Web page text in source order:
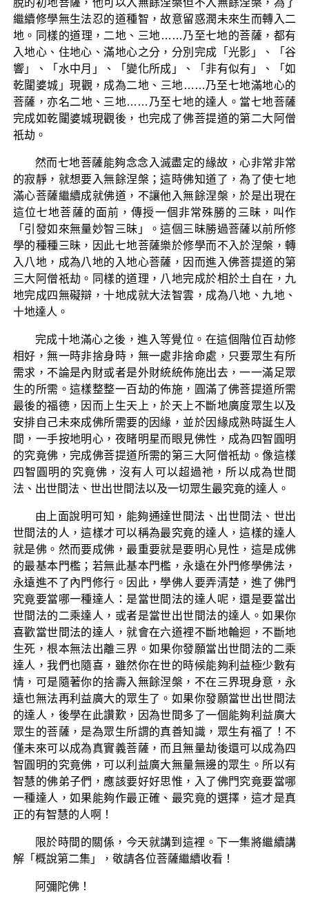
繼續修學無生法忍的道種智，故意留惑潤未來生而轉入二
地。同樣的道理，二地、三地……乃至七地的菩薩，都有
入地心、住地心、滿地心之分，分別完成「光影」、「谷
響」、「水中月」、「變化所成」、「非有似有」、「如
乾闥婆城」現觀，成為二地、三地……乃至七地滿地心的
菩薩，亦名二地、三地……乃至七地的達人。當七地菩薩
完成如乾闥婆城現觀後，也完成了佛菩提道的第二大阿僧
祇劫。
然而七地菩薩能夠念念入滅盡定的緣故，心非常非常
的寂靜，就想要入無餘涅槃；這時佛知道了，為了使七地
滿心菩薩繼續成就佛道，不讓他入無餘涅槃，於是出現在
這位七地菩薩的面前，傳授一個非常殊勝的三昧，叫作
「引發如來無量妙智三昧」。這個三昧勝過菩薩以前所修
學的種種三昧，因此七地菩薩樂於修學而不入於涅槃，轉
入八地，成為八地的入地心菩薩，因而進入佛菩提道的第
三大阿僧祇劫。同樣的道理，八地完成於相於土自在，九
地完成四無礙辯，十地成就大法智雲，成為八地、九地、
十地達人。
完成十地滿心之後，進入等覺位。在這個階位百劫修
相好，無一時非捨身時，無一處非捨命處，只要眾生有所
需求，不論是內財或者是外財統統佈施出去，一一滿足眾
生的所需。這樣整整一百劫的佈施，圓滿了佛菩提道所需
最後的福德，因而上生天上，於天上不斷地廣度眾生以及
安排自己未來成佛所需要的因緣，並於因緣成熟時誕生人
間，一手按地明心，夜睹明星而眼見佛性，成為四智圓明
的究竟佛，完成佛菩提道所需的第三大阿僧祇劫。像這樣
四智圓明的究竟佛，沒有人可以超過祂，所以成為世間
法、出世間法、世出世間法以及一切眾生最究竟的達人。
由上面說明可知，能夠通達世間法、出世間法、世出
世間法的人，這樣才可以稱為最究竟的達人，這樣的達人
就是佛。然而要成佛，最重要就是要明心見性，這是成佛
的最基本門檻；若無此基本門檻，永遠在外門修學佛法，
永遠進不了內門修行。因此，學佛人要弄清楚，進了佛門
究竟要當哪一種達人：是當世間法的達人呢，還是要當出
世間法的二乘達人，或者是當世出世間法的達人。如果你
喜歡當世間法的達人，就會在六道裡不斷地輪迴，不斷地
生死，根本無法出離三界。如果你發願當出世間法的二乘
達人，我們也隨喜，雖然你在世的時候能夠利益極少數有
情，可是隨著你的捨壽入無餘涅槃，不在三界現身意，永
遠也無法再利益廣大的眾生了。如果你發願當世出世間法
的達人，後學在此讚歎，因為世間多了一個能夠利益廣大
眾生的菩薩，是為眾生所謂的真善知識，眾生有福了！不
僅未來可以成為真實義菩薩，而且無量劫後還可以成為四
智圓明的究竟佛，可以利益廣大無量無邊的眾生。所以有
智慧的佛弟子們，應該要好好思惟，入了佛門究竟要當哪
一種達人，如果能夠作最正確、最究竟的選擇，這才是真
正的有智慧的人啊！
限於時間的關係，今天就講到這裡。下一集將繼續講
解「概說第二集」，敬請各位菩薩繼續收看！
阿彌陀佛！